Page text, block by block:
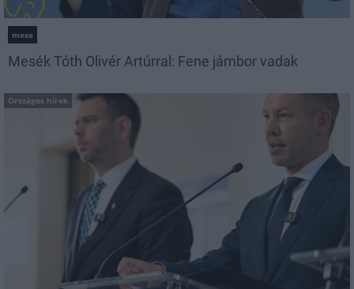
mese
Mesék Tóth Olivér Artúrral: Fene jámbor vadak
Országos hírek